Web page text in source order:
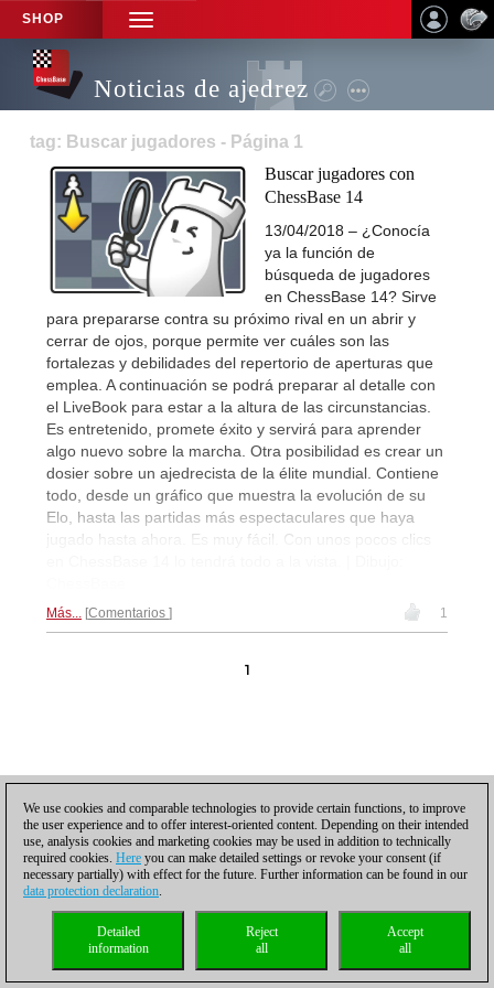
SHOP
TOGGLE
NAVIGATION
Noticias de ajedrez
tag: Buscar jugadores - Página 1
Buscar jugadores con
ChessBase 14
13/04/2018 – ¿Conocía
ya la función de
búsqueda de jugadores
en ChessBase 14? Sirve
para prepararse contra su próximo rival en un abrir y
cerrar de ojos, porque permite ver cuáles son las
fortalezas y debilidades del repertorio de aperturas que
emplea. A continuación se podrá preparar al detalle con
el LiveBook para estar a la altura de las circunstancias.
Es entretenido, promete éxito y servirá para aprender
algo nuevo sobre la marcha. Otra posibilidad es crear un
dosier sobre un ajedrecista de la élite mundial. Contiene
todo, desde un gráfico que muestra la evolución de su
Elo, hasta las partidas más espectaculares que haya
jugado hasta ahora. Es muy fácil. Con unos pocos clics
Más... Comentarios 1
1
Política de privacidad|Pie de imprenta|Para contactar|Cookies Management|
Licencias|Compliance Hotline| Inicio
© 2017 ChessBase GmbH | Osterbekstraße 90a | 22083 Hamburgo | Alemania
coldest news
We use cookies and comparable technologies to provide certain functions, to improve
the user experience and to offer interest-oriented content. Depending on their intended
use, analysis cookies and marketing cookies may be used in addition to technically
required cookies. Here you can make detailed settings or revoke your consent (if
necessary partially) with effect for the future. Further information can be found in our
data protection declaration.
Accept
all
Reject
all
Detailed
information